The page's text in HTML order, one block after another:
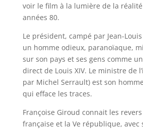
voir le film à la lumière de la
années 80.
Le président, campé par Jean-
un homme odieux, paranoïaque,
sur son pays et ses gens comme
direct de Louis XIV. Le ministre de
par Michel Serrault) est son
qui efface les traces.
Françoise Giroud connait les
française et la Ve république, avec